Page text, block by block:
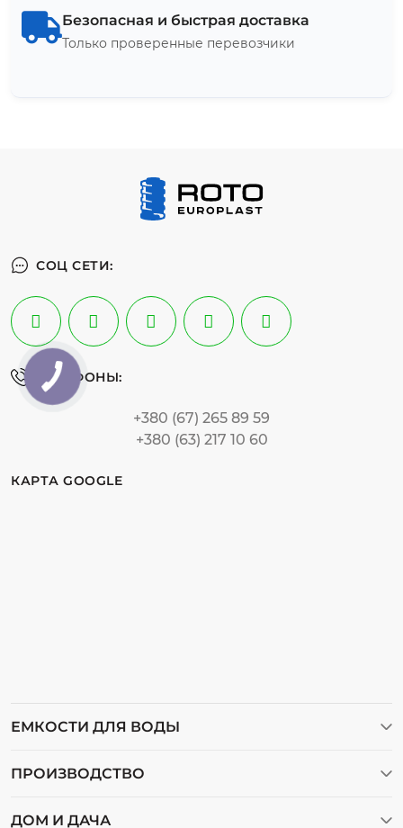
Безопасная и быстрая доставка
Только проверенные перевозчики
СОЦ СЕТИ:
ТЕЛЕФОНЫ:
+380 (67) 265 89 59
+380 (63) 217 10 60
КАРТА GOOGLE
ЕМКОСТИ ДЛЯ ВОДЫ
Емкости для воды
ПРОИЗВОДСТВО
ДОМ И ДАЧА